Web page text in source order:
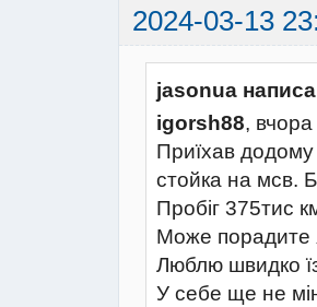
2024-03-13
jasonua
igorsh88,
Приїхав
стойка на мсв.
Пробіг 375тис
Може порадите
Люблю швидко
У себе ще не